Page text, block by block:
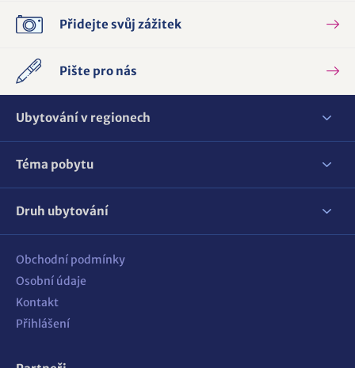
Přidejte svůj zážitek
Pište pro nás
Ubytování v regionech
Téma pobytu
Druh ubytování
Obchodní podmínky
Osobní údaje
Kontakt
Přihlášení